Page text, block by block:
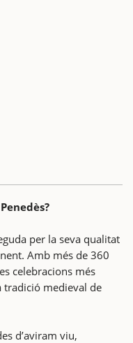
per la seva qualitat
Amb més de 360
celebracions més
tradició medieval de
d’aviram viu,